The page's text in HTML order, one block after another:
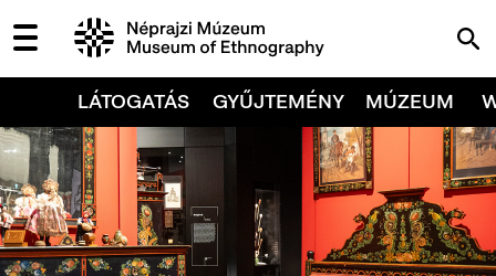
LÁTOGATÁS GYŰJTEMÉNY MÚZEUM